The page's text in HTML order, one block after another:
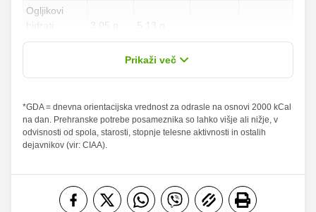
Ogljikovi
hidrati
3.05 g 5.13 g
1.25 g
1.13 % 1.9 %
od teh
nasičene
maščobne
14.12 g
5.57 g
23.75 g 20.17 % 33.93 %
0.45 g 0.75 g 1.8 %
3 %
Folna kislina
0 g
0 g
Prikaži več
*GDA = dnevna orientacijska vrednost za odrasle na osnovi 2000 kCal
na dan. Prehranske potrebe posameznika so lahko višje ali nižje, v
odvisnosti od spola, starosti, stopnje telesne aktivnosti in ostalih
dejavnikov (vir: CIAA).